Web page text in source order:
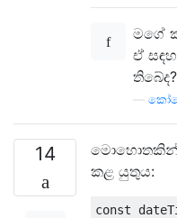
මගේ
ඒ
14
මොහොතකින්
කළ යුතුය:
const